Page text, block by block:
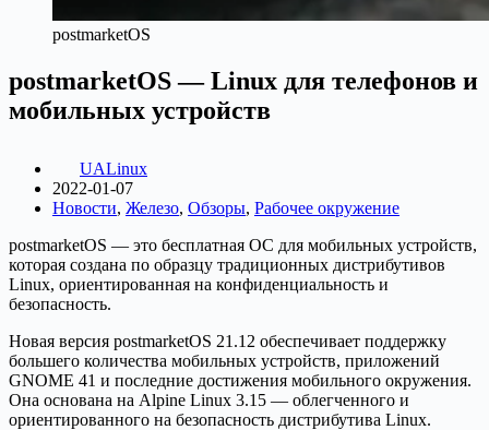
postmarketOS
postmarketOS — Linux для телефонов и
мобильных устройств
UALinux
2022-01-07
Новости, Железо, Обзоры, Рабочее окружение
postmarketOS — это бесплатная ОС для мобильных устройств,
которая создана по образцу традиционных дистрибутивов
Linux, ориентированная на конфиденциальность и
безопасность.
Новая версия postmarketOS 21.12 обеспечивает поддержку
большего количества мобильных устройств, приложений
GNOME 41 и последние достижения мобильного окружения.
Она основана на Alpine Linux 3.15 — облегченного и
ориентированного на безопасность дистрибутива Linux.